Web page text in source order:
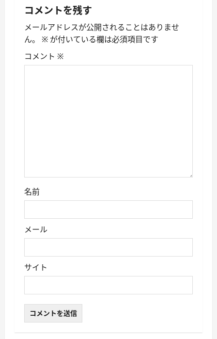
ゲ
ー
シ
ョ
コメントを残す
メールアドレスが公開されることはありませ
ん。
※ が付いている欄は必須項目です
コメント ※
名前
メール
サイト